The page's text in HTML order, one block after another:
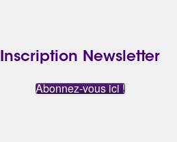
Inscription Newsletter
Abonnez-vous ici !